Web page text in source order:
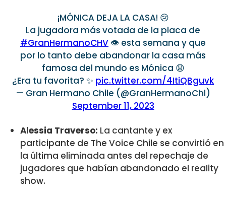
¡MÓNICA DEJA LA CASA! 😢
La jugadora más votada de la placa de
#GranHermanoCHV 👁️ esta semana y que
por lo tanto debe abandonar la casa más
famosa del mundo es Mónica 😧
¿Era tu favorita? ✨ pic.twitter.com/4ItiQBguvk
— Gran Hermano Chile (@GranHermanoChl)
September 11, 2023
Alessia Traverso: La cantante y ex
participante de The Voice Chile se convirtió en
la última eliminada antes del repechaje de
jugadores que habían abandonado el reality
show.